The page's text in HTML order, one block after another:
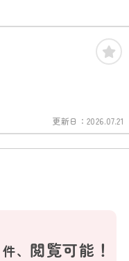
更新日： 2026.07.21
件、 閲覧可能！